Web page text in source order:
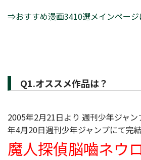
⇒おすすめ漫画3410選メインページ
Q1.オススメ作品は？
2005年2月21日より 週刊少年ジャ
年4月20日週刊少年ジャンプにて完結
魔人探偵脳嚙ネウ